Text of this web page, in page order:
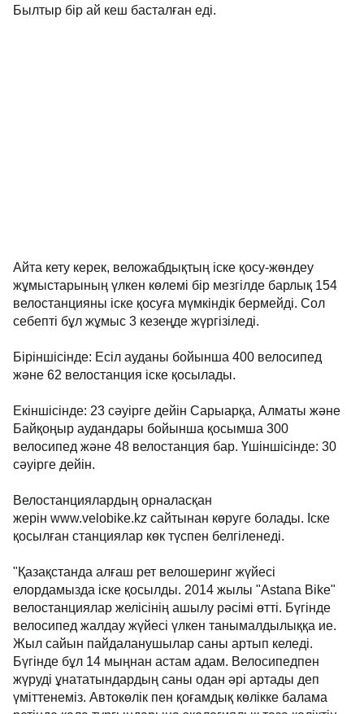
Былтыр бір ай кеш басталған еді.
Айта кету керек, веложабдықтың іске қосу-жөндеу
жұмыстарының үлкен көлемі бір мезгілде барлық 154
велостанцияны іске қосуға мүмкіндік бермейді. Сол
себепті бұл жұмыс 3 кезеңде жүргізіледі.
Біріншісінде: Есіл ауданы бойынша 400 велосипед
және 62 велостанция іске қосылады.
Екіншісінде: 23 сәуірге дейін Сарыарқа, Алматы және
Байқоңыр аудандары бойынша қосымша 300
велосипед және 48 велостанция бар. Үшіншісінде: 30
сәуірге дейін.
Велостанциялардың орналасқан
жерін www.velobike.kz сайтынан көруге болады. Іске
қосылған станциялар көк түспен белгіленеді.
"Қазақстанда алғаш рет велошеринг жүйесі
елордамызда іске қосылды. 2014 жылы "Astana Bike"
велостанциялар желісінің ашылу рәсімі өтті. Бүгінде
велосипед жалдау жүйесі үлкен танымалдылыққа ие.
Жыл сайын пайдаланушылар саны артып келеді.
Бүгінде бұл 14 мыңнан астам адам. Велосипедпен
жүруді ұнататындардың саны одан әрі артады деп
үміттенеміз. Автокөлік пен қоғамдық көлікке балама